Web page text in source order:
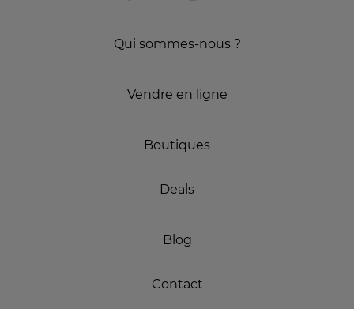
Qui sommes-nous ?
Vendre en ligne
Boutiques
Deals
Blog
Contact